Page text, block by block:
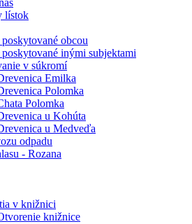
lístok
obcou
inými subjektami
v súkromí
Emilka
Polomka
Polomka
u Kohúta
u Medveďa
odpadu
- Rozana
v knižnici
knižnice